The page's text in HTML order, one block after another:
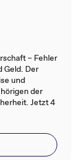
– Fehler
Geld. Der
und
der
Jetzt 4